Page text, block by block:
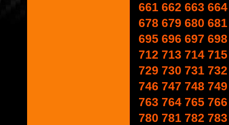
661 662 663 664
678 679 680 681
695 696 697 698
712 713 714 715
729 730 731 732
746 747 748 749
763 764 765 766
780 781 782 783